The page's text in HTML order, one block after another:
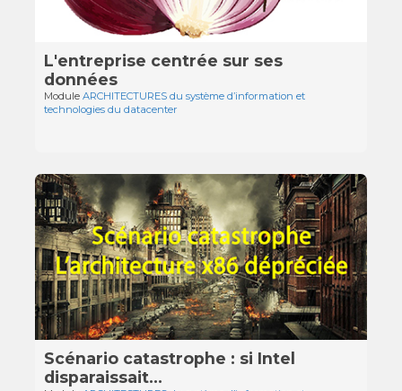
L'entreprise centrée sur ses
données
ModuleARCHITECTURES du système d’information et
technologies du datacenter
Scénario catastrophe : si Intel
disparaissait…